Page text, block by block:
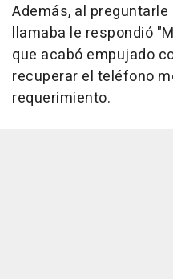
Además, al
llamaba le respondió
que acabó empujado
recuperar el teléfono
requerimiento.